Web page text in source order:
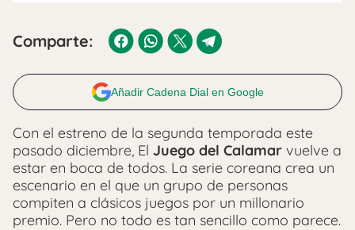
Comparte:
Añadir Cadena Dial en Google
Con el estreno de la segunda temporada este
pasado diciembre, El Juego del Calamar vuelve a
estar en boca de todos. La serie coreana crea un
escenario en el que un grupo de personas
compiten a clásicos juegos por un millonario
premio. Pero no todo es tan sencillo como parece.